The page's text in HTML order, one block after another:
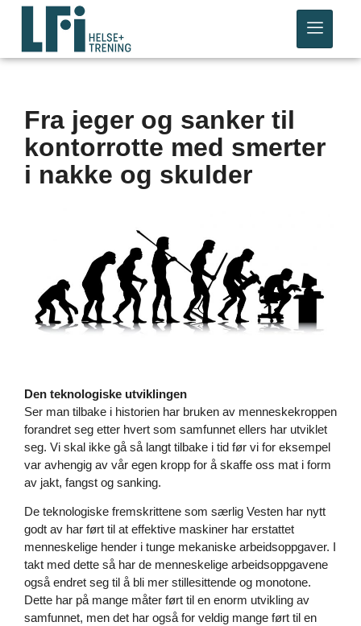
Fra jeger og sanker til
kontorrotte med smerter
i nakke og skulder
Den teknologiske utviklingen
Ser man tilbake i historien har bruken av menneskekroppen
forandret seg etter hvert som samfunnet ellers har utviklet
seg. Vi skal ikke gå så langt tilbake i tid før vi for eksempel
var avhengig av vår egen kropp for å skaffe oss mat i form
av jakt, fangst og sanking.
De teknologiske fremskrittene som særlig Vesten har nytt
godt av har ført til at effektive maskiner har erstattet
menneskelige hender i tunge mekaniske arbeidsoppgaver. I
takt med dette så har de menneskelige arbeidsoppgavene
også endret seg til å bli mer stillesittende og monotone.
Dette har på mange måter ført til en enorm utvikling av
samfunnet, men det har også for veldig mange ført til en